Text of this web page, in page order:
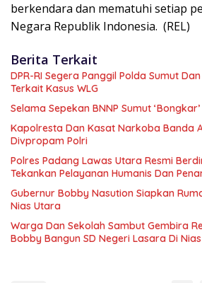
berkendara dan mematuhi setiap
Negara Republik Indonesia. (REL)
Berita Terkait
DPR-RI Segera Panggil Polda Sumut
Terkait Kasus WLG
Selama Sepekan BNNP Sumut
Kapolresta Dan Kasat Narkoba Banda
Divpropam Polri
Polres Padang Lawas Utara Resmi
Tekankan Pelayanan Humanis Dan
Gubernur Bobby Nasution Siapkan
Nias Utara
Warga Dan Sekolah Sambut Gembira
Bobby Bangun SD Negeri Lasara Di